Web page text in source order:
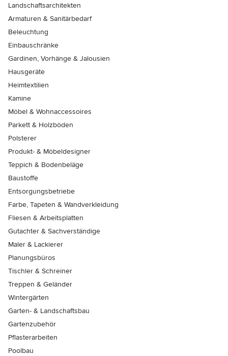
Landschaftsarchitekten
Armaturen & Sanitärbedarf
Beleuchtung
Einbauschränke
Gardinen, Vorhänge & Jalousien
Hausgeräte
Heimtextilien
Kamine
Möbel & Wohnaccessoires
Parkett & Holzböden
Polsterer
Produkt- & Möbeldesigner
Teppich & Bodenbeläge
Baustoffe
Entsorgungsbetriebe
Farbe, Tapeten & Wandverkleidung
Fliesen & Arbeitsplatten
Gutachter & Sachverständige
Maler & Lackierer
Planungsbüros
Tischler & Schreiner
Treppen & Geländer
Wintergärten
Garten- & Landschaftsbau
Gartenzubehör
Pflasterarbeiten
Poolbau